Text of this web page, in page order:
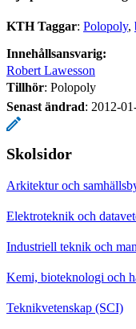
KTH Taggar: Polopoly
Innehållsansvarig:
Robert Lawesson
Tillhör: Polopoly
Senast ändrad: 2012-
Skolsidor
Arkitektur och
Elektroteknik och
Industriell teknik och
Kemi, bioteknologi och
Teknikvetenskap (SCI)